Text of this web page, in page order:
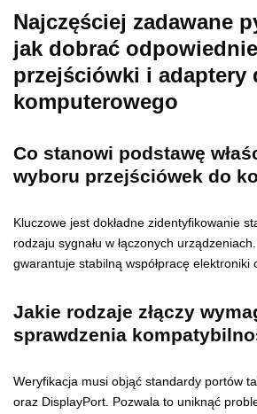
Najczęściej zadawane
jak dobrać odpowiednie
przejściówki i adaptery
komputerowego
Co stanowi podstawę
wyboru przejściówek do
Kluczowe jest dokładne zidentyfikowanie
rodzaju sygnału w łączonych
gwarantuje stabilną współpracę elektroniki
Jakie rodzaje złączy
sprawdzenia
Weryfikacja musi objąć standardy portów
oraz DisplayPort. Pozwala to uniknąć